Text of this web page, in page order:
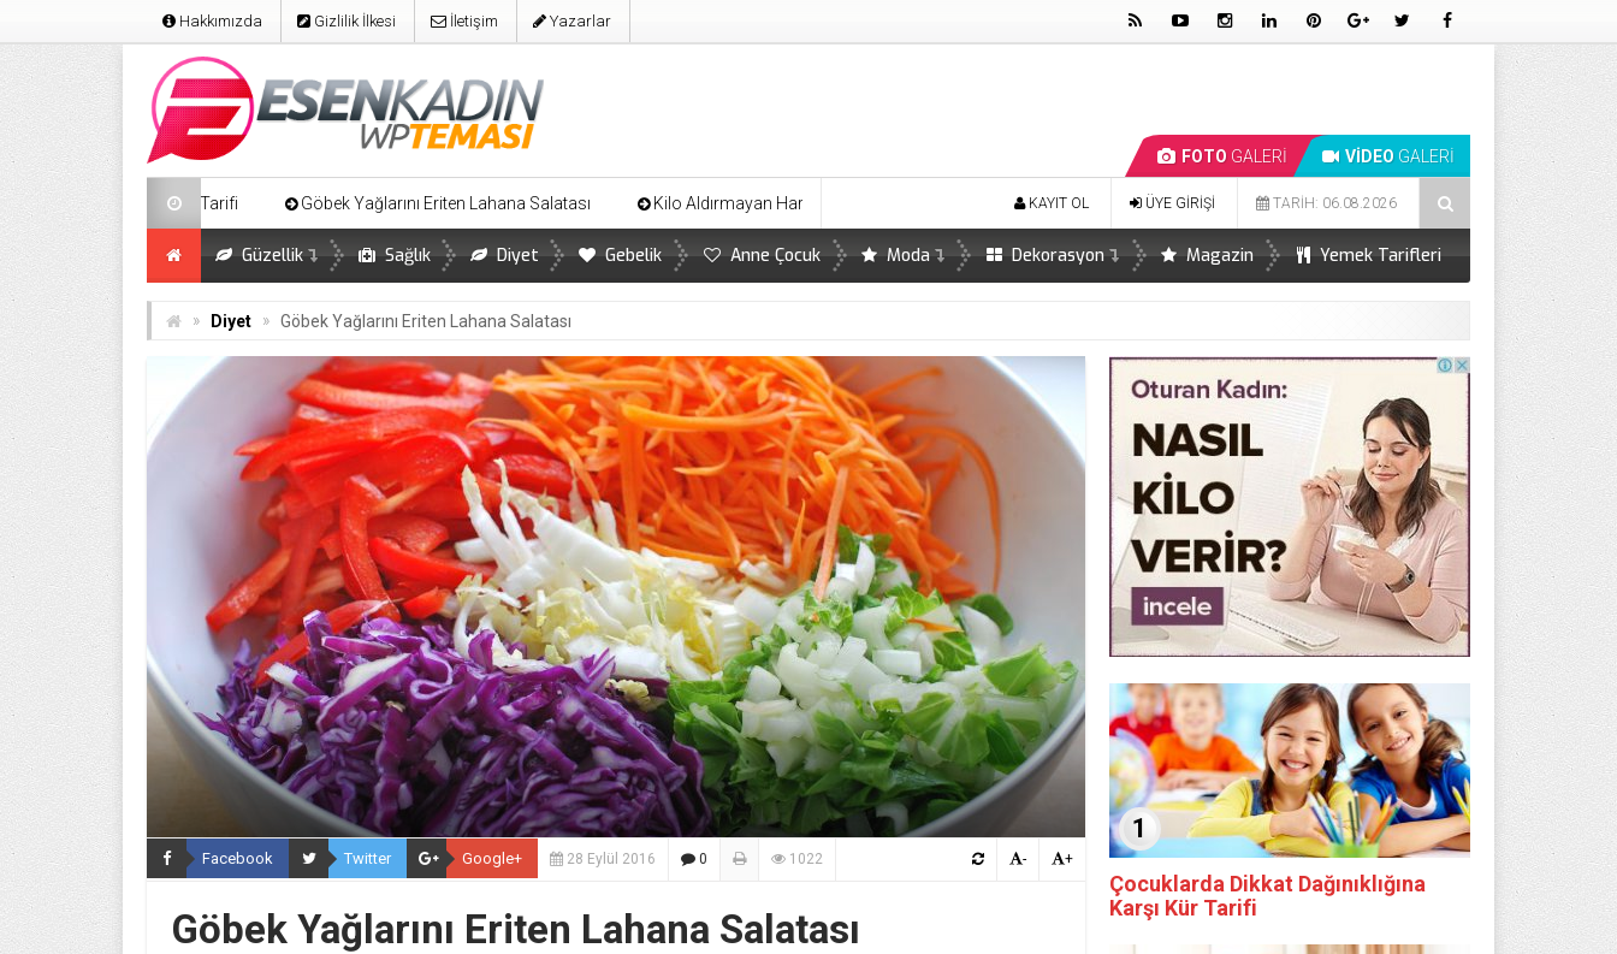
Hakkımızda Gizlilik İlkesi İletişim Yazarlar
FOTO GALERİ VİDEO GALERİ
Göbek Yağlarını Eriten Lahana Salatası Kilo Aldırmayan Harika Ayva Tatlısı Limonun İnsan Sağlığına Önemli Faydaları Bel İncelten Sağlıklı Domates Kürü Detoks Çorbası
TARİH: 06.08.2026
ÜYE GİRİŞİ
KAYIT OL
Güzellik Sağlık Diyet Gebelik Anne Çocuk Moda Dekorasyon Magazin Yemek Tarifleri
» Diyet » Göbek Yağlarını Eriten Lahana Salatası
Facebook Twitter Google+ 28 Eylül 2016 0 1022 +
-
Göbek Yağlarını Eriten Lahana Salatası
1
Çocuklarda Dikkat Dağınıklığına
Karşı Kür Tarifi